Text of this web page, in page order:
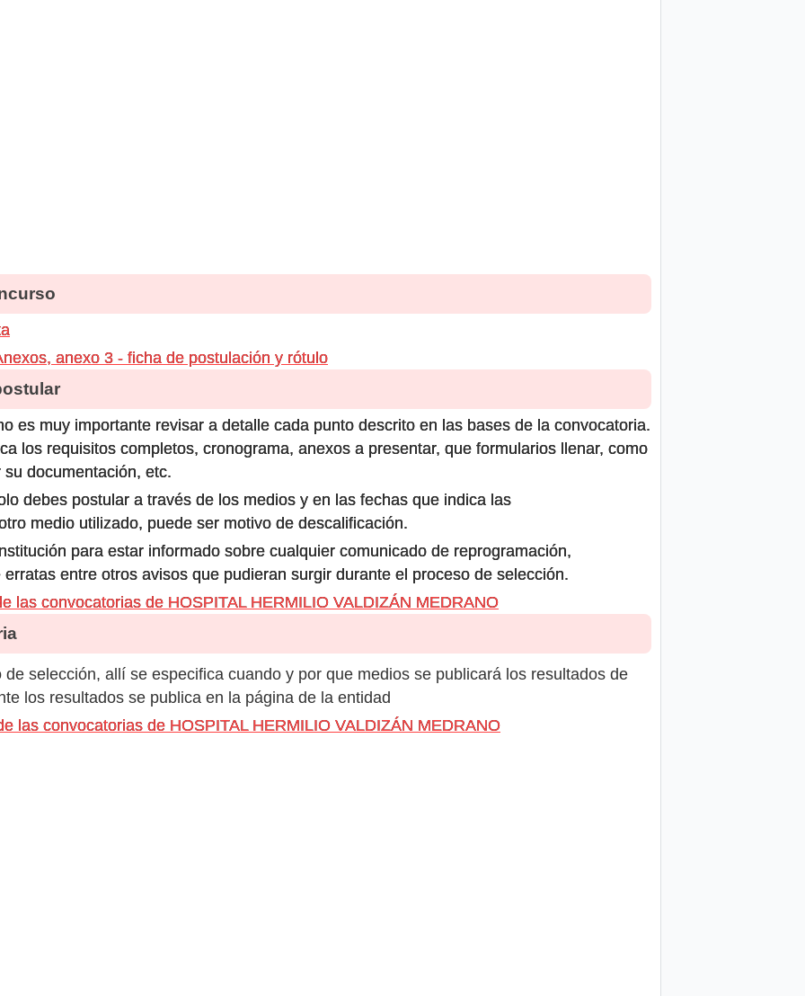
anexo 3 - ficha de postulación y rótulo
es muy importante revisar a detalle cada punto descrito en las bases de la convocatoria.
los requisitos completos, cronograma, anexos a presentar, que formularios llenar, como
documentación, etc.
debes postular a través de los medios y en las fechas que indica las
medio utilizado, puede ser motivo de descalificación.
para estar informado sobre cualquier comunicado de reprogramación,
entre otros avisos que pudieran surgir durante el proceso de selección.
las convocatorias de HOSPITAL HERMILIO VALDIZÁN MEDRANO
selección, allí se especifica cuando y por que medios se publicará los resultados de
los resultados se publica en la página de la entidad
las convocatorias de HOSPITAL HERMILIO VALDIZÁN MEDRANO